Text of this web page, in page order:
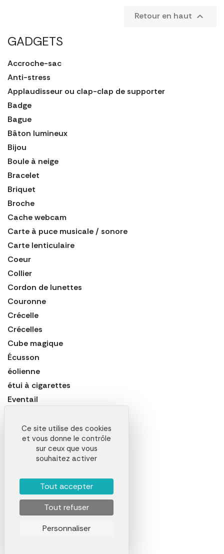
GADGETS
Accroche-sac
Anti-stress
Applaudisseur ou clap-clap de supporter
Badge
Bague
Bâton lumineux
Bijou
Boule à neige
Bracelet
Briquet
Broche
Cache webcam
Carte à puce musicale / sonore
Carte lenticulaire
Coeur
Collier
Cordon de lunettes
Couronne
Crécelle
Crécelles
Cube magique
Écusson
éolienne
étui à cigarettes
Eventail
Goodies en bois
Goodies en liège
Lampion
Lanyard
Magnet ou aimant
Retour en haut 
Ce site utilise des cookies
et vous donne le contrôle
sur ceux que vous
souhaitez activer
Tout accepter
Tout refuser
Personnaliser